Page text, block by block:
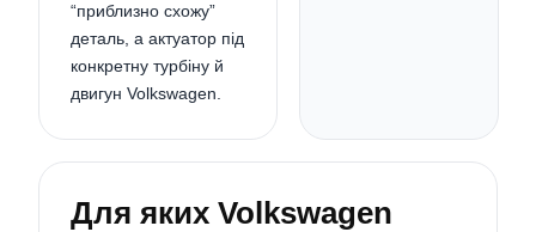
“приблизно схожу”
деталь, а актуатор під
конкретну турбіну й
двигун Volkswagen.
Для яких Volkswagen